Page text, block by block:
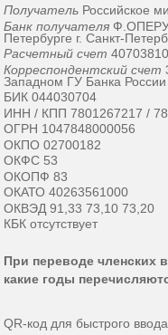
Получатель Российское
Банк получателя Ф.ОПЕРУ
Петербурге г. Санкт-
Расчетный счет
Корреспондентский счет
Западном ГУ Банка России
БИК 044030704
ИНН / КПП 7801267217 /
ОГРН 1047848000056
ОКПО 02700182
ОКФС 53
ОКОПФ 83
ОКАТО 40263561000
ОКВЭД 91,33 73,10 73,20
КБК отсутствует
При переводе членских
какие годы
QR-код для быстрого